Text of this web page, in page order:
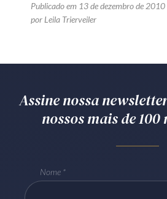
Publicado em 13 de dezembro de 2010
por Leila Trierveiler
Assine nossa
nossos mais de
Nome